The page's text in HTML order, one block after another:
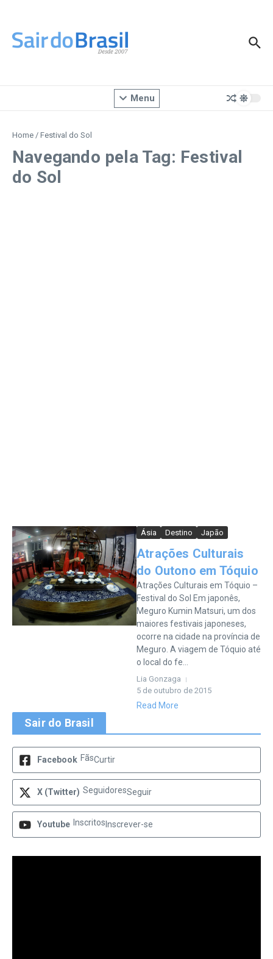
Menu
Home / Festival do Sol
Navegando pela Tag: Festival
do Sol
Ásia Destino Japão
Atrações Culturais
do Outono em Tóquio
Atrações Culturais em Tóquio –
Festival do Sol Em japonês,
Meguro Kumin Matsuri, um dos
maiores festivais japoneses,
ocorre na cidade na província de
Meguro. A viagem de Tóquio até
o local do fe...
Lia Gonzaga
5 de outubro de 2015
Read More
Sair do Brasil
Facebook FãsCurtir
X (Twitter) SeguidoresSeguir
Youtube Inscritos Inscrever-se